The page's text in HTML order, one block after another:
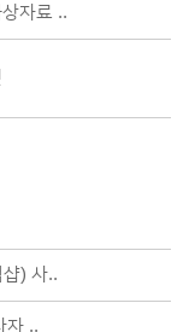
자료 ..
) 사..
자 ..